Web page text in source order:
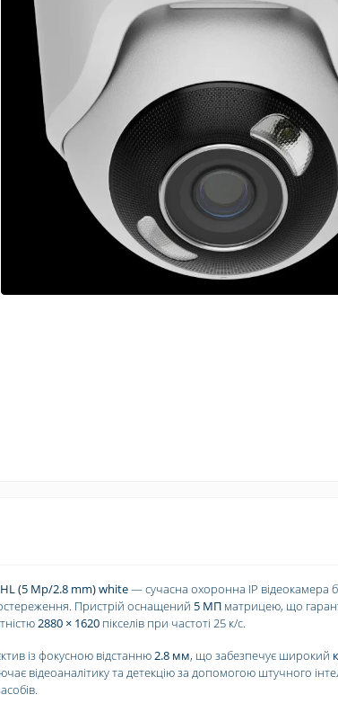
(5 Mp/2.8 mm) white— сучасна охоронна IP відеокамера
Пристрій оснащений 5 МП матрицею, що
2880 × 1620 пікселів при частоті 25 к/с.
із фокусною відстанню2.8 мм, що забезпечує широкий
відеоаналітику та детекцію за допомогою штучного